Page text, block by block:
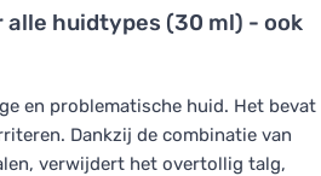
huidtypes (30 ml) - ook
en problematische huid. Het bevat
Dankzij de combinatie van
verwijdert het overtollig talg,